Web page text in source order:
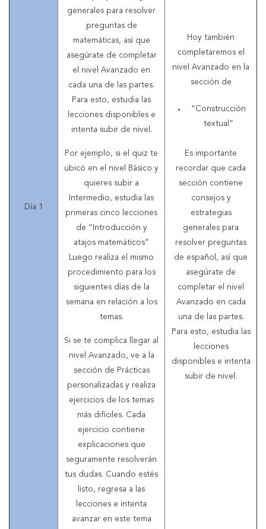
Día 1
generales para resolver
preguntas de
matemáticas, así que
asegúrate de completar
el nivel Avanzado en
cada una de las partes.
Para esto, estudia las
lecciones disponibles e
intenta subir de nivel.
Por ejemplo, si el quiz te
ubicó en el nivel Básico y
quieres subir a
Intermedio, estudia las
primeras cinco lecciones
de “Introducción y
atajos matemáticos”
Luego realiza el mismo
procedimiento para los
siguientes días de la
semana en relación a los
temas.
Si se te complica llegar al
nivel Avanzado, ve a la
sección de Prácticas
personalizadas y realiza
ejercicios de los temas
más difíciles. Cada
ejercicio contiene
explicaciones que
seguramente resolverán
tus dudas. Cuando estés
listo, regresa a las
lecciones e intenta
avanzar en este tema
Hoy también
completaremos el
nivel Avanzado en la
sección de
“Construcción
textual”
Es importante
recordar que cada
sección contiene
consejos y
estrategias
generales para
resolver preguntas
de español, así que
asegúrate de
completar el nivel
Avanzado en cada
una de las partes.
Para esto, estudia las
lecciones
disponibles e intenta
subir de nivel.